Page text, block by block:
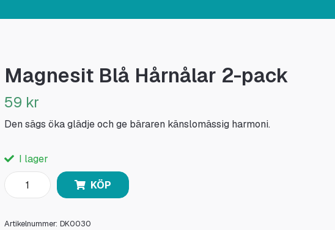
Magnesit Blå Hårnålar 2-pack
59 kr
Den sägs öka glädje och ge bäraren känslomässig harmoni.
I lager
KÖP
Artikelnummer: DK0030